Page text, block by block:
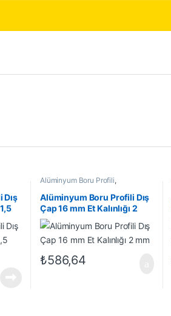
Alüminyum Boru Profili,
Alüminyum Profil
İndirimli Ürünler
Alüminyum Boru Profili Dış
Çap 16 mm Et Kalınlığı 2
mm
₺586,64